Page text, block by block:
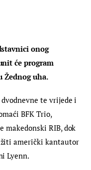
onog
će program
Žednog uha.
te vrijede i
BFK Trio,
makedonski RIB, dok
američki kantautor
Lyenn.